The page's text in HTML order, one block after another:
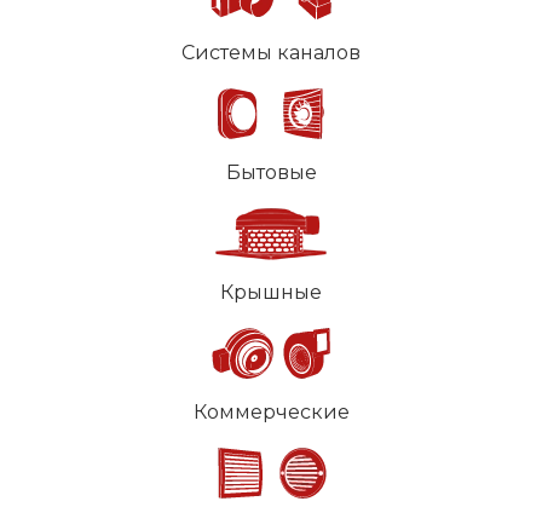
Системы каналов
Бытовые
Крышные
Коммерческие